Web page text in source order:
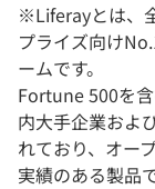
※Liferayとは、
プライズ向け
ームです。
Fortune 500を
内大手企業およ
れており、オー
実績のある製品で